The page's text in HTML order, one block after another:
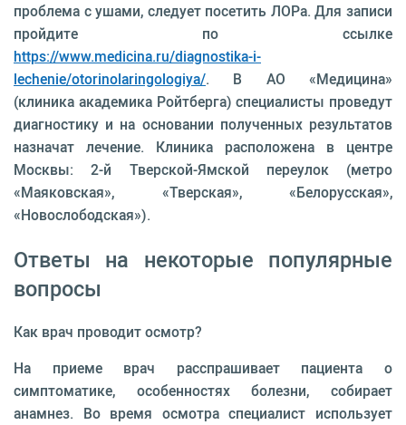
проблема с ушами, следует посетить ЛОРа. Для записи
пройдите по ссылке
https://www.medicina.ru/diagnostika-i-
lechenie/otorinolaringologiya/. В АО «Медицина»
(клиника академика Ройтберга) специалисты проведут
диагностику и на основании полученных результатов
назначат лечение. Клиника расположена в центре
Москвы: 2-й Тверской-Ямской переулок (метро
«Маяковская», «Тверская», «Белорусская»,
«Новослободская»).
Ответы на некоторые популярные
вопросы
Как врач проводит осмотр?
На приеме врач расспрашивает пациента о
симптоматике, особенностях болезни, собирает
анамнез. Во время осмотра специалист использует